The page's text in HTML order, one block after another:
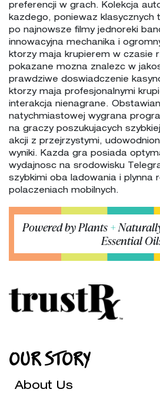
preferencji w grach. Kolekcja
kazdego, poniewaz klasycznych
po najnowsze filmy jednoreki
innowacyjna mechanika i
ktorzy maja krupierem w czasie
pokazane mozna znalezc w
prawdziwe doswiadczenie
ktorzy maja profesjonalnymi
interakcja nienagrane.
natychmiastowej wygrana
na graczy poszukujacych
akcji z przejrzystymi,
wyniki. Kazda gra posiada
wydajnosc na srodowisku
szybkimi oba ladowania i plynna
polaczeniach mobilnych.
Powered by Plants+
Essential
OUR STORY
About Us